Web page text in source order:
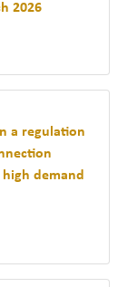
2026
a regulation
demand